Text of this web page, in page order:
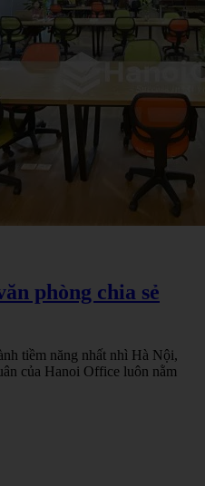
phòng chia sẻ
tiềm năng nhất nhì Hà Nội,
của Hanoi Office luôn nằm